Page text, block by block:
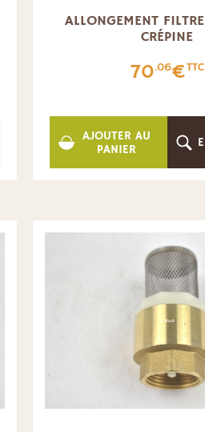
ALLONGEMENT
CRÉPINE
70.06€TTC
AJOUTER AU
PANIER